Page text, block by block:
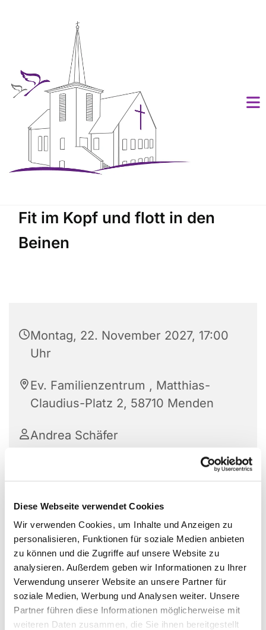
Diese Webseite verwendet Cookies
Wir verwenden Cookies, um Inhalte und Anzeigen zu
personalisieren, Funktionen für soziale Medien anbieten
zu können und die Zugriffe auf unsere Website zu
analysieren. Außerdem geben wir Informationen zu Ihrer
Verwendung unserer Website an unsere Partner für
soziale Medien, Werbung und Analysen weiter. Unsere
Partner führen diese Informationen möglicherweise mit
weiteren Daten zusammen, die Sie ihnen bereitgestellt
Fit im Kopf und flott in den
Beinen
Montag, 22. November 2027, 17:00
Uhr
Ev. Familienzentrum , Matthias-
Claudius-Platz 2, 58710 Menden
Andrea Schäfer
für ältere Damen mit eingeschränkter Mobilität.
Referentinh:
Andrea Schäfer, Tel. 02372/56 96 06